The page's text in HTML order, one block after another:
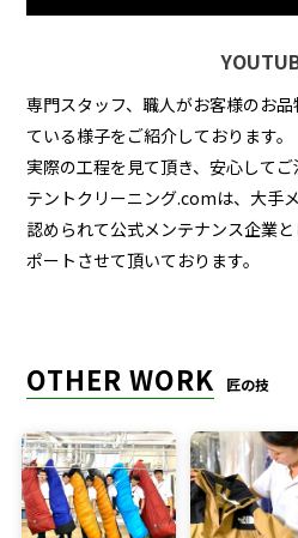
専門スタッフ、職人がお客様のお
ている様子をご紹介しております。
実際の工程を見て頂き、安心してご
テントクリーニング.comは、大手
認められて公式メンテナンス企業
ポートさせて頂いております。
OTHER WORK 匠の技